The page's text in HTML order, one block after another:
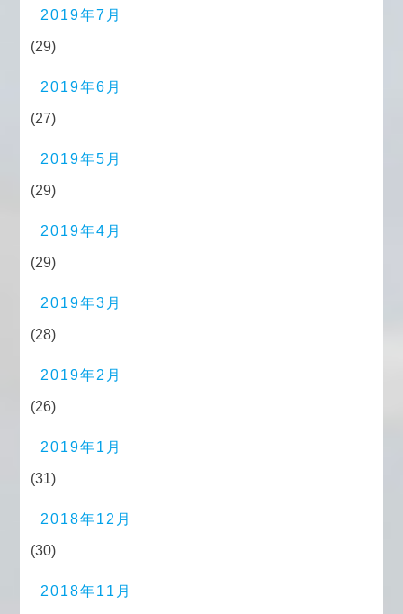
2019年7月
(29)
2019年6月
(27)
2019年5月
(29)
2019年4月
(29)
2019年3月
(28)
2019年2月
(26)
2019年1月
(31)
2018年12月
(30)
2018年11月